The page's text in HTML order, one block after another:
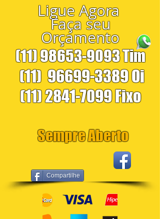
Compartilhe
Ligue Agora
Faça seu
Orçamento
(11) 98653-9093Tim
(11) 96699-3389Oi
(11) 2841-7099Fixo
Sempre Aberto